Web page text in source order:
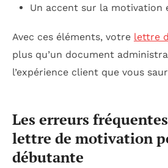
Un accent sur la motivation
Avec ces éléments, votre lettre
plus qu’un document
l’expérience client que vous
Les erreurs
lettre de motivation
débutante